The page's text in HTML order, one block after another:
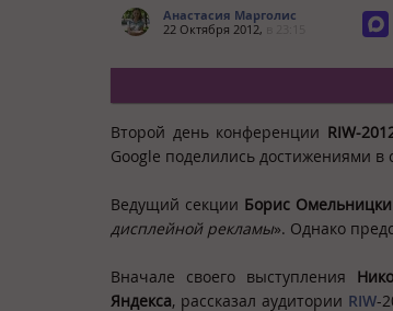
Анастасия Марголис
22 Октября 2012,
Второй день конференции RIW-
Google поделились достижениями
Ведущий секции Борис
дисплейной рекламы». Однако
Вначале своего выступления
Яндекса, рассказал аудитории RIW-